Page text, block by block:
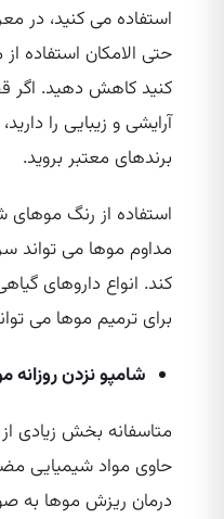
استفاده می‌ کنید، در
حتی الامکان استفاده
کنید کاهش دهید. اگر
آرایشی و زیبایی را
برندهای معتبر بروید.
استفاده از رنگ موهای
مداوم موها می‌ تواند
کند. انواع داروهای
برای ترمیم موها می‌
شامپو نزدن روزانه
متاسفانه بخش زیادی
حاوی مواد شیمیایی
درمان ریزش موها به